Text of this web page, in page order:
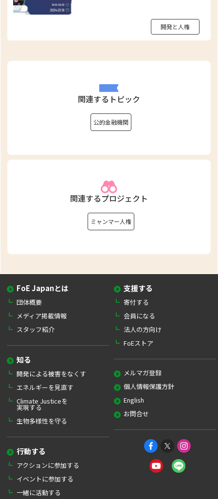
開発と人権
関連するトピック
公的金融機関
関連するプロジェクト
ミャンマー人権
FoE Japanとは
団体概要
メディア掲載情報
スタッフ紹介
知る
開発による被害をなくす
エネルギーを見直す
Climate Justiceを
実現する
生物多様性を守る
行動する
アクションに参加する
イベントに参加する
一緒に活動する
支援する
寄付する
会員になる
法人の方向け
FoEストア
メルマガ登録
個人情報保護方針
English
お問合せ